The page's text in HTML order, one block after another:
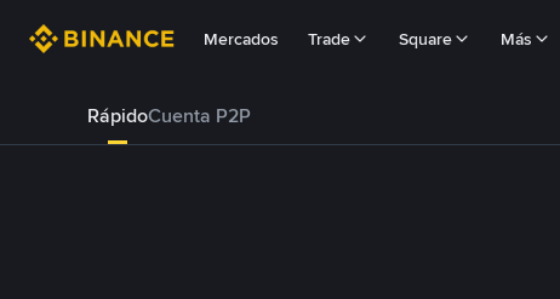
Mercados Trade Square Más
RápidoCuenta P2P